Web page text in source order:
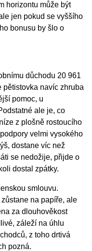
horizontu může být
jen pokud se vyššího
bonusu by šlo o
důchodu 20 961
pětistovka navíc zhruba
pomoc, u
ale je, co
z plošně rostoucího
velmi vysokého
dostane víc než
se nedožije, přijde o
dostal zpátky.
smlouvu.
na papíře, ale
za dlouhověkost
záleží na úhlu
z toho drtivá
pozná.